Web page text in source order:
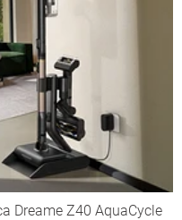
Dreame Z40 AquaCycle